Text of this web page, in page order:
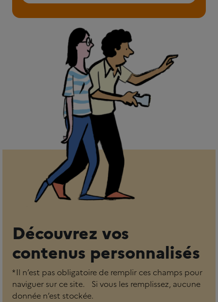
Découvrez vos
contenus personnalisés
* Il n’est pas obligatoire de remplir ces champs pour
naviguer sur ce site. Si vous les remplissez, aucune
donnée n’est stockée.